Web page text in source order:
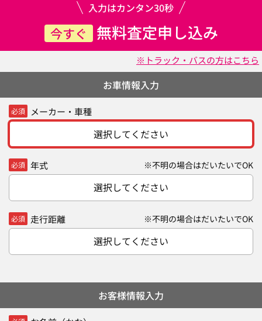
入力はカンタン30秒
今すぐ 無料査定申し込み
※トラック・バスの方はこちら
お車情報入力
必須 メーカー・車種
選択してください
必須 年式 ※不明の場合はだいたいでOK
選択してください
必須 走行距離 ※不明の場合はだいたいでOK
選択してください
お客様情報入力